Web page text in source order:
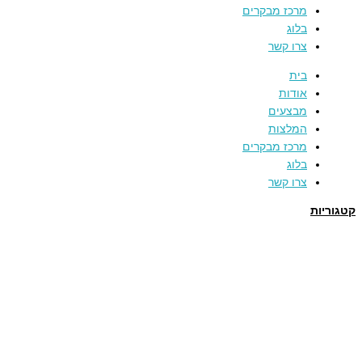
מרכז מבקרים
בלוג
צרו קשר
בית
אודות
מבצעים
המלצות
מרכז מבקרים
בלוג
צרו קשר
קטגוריות